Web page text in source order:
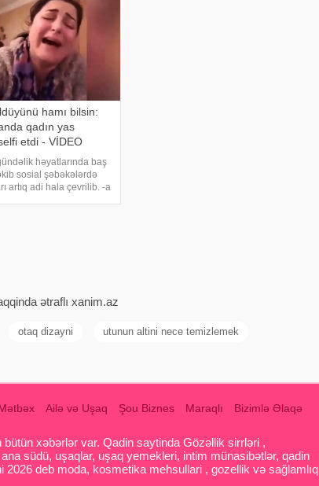
hamı bilsin:
qadın yas
etdi - VİDEO
həyatlarında baş
sosial şəbəkələrdə
artıq adi hala çevrilib. -a
ətraflı xanim.az
otaq dizayni utunun altini nece temizlemek
Ailə və Uşaq Şou Biznes Maraqlı Bizimlə Əlaqə
bütün xəbərlər var. Qadin saytinda Gözəllik sirrləri ,
südü, uşaqlar, uşaq yemekleri, intim münasibətlər, qadin
2026 deb moda, kosmetika mehsullari , gozellik və sağlamlıq